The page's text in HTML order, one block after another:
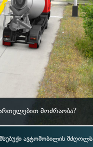
მოძრაობა?
ავტომობილის მძღოლს